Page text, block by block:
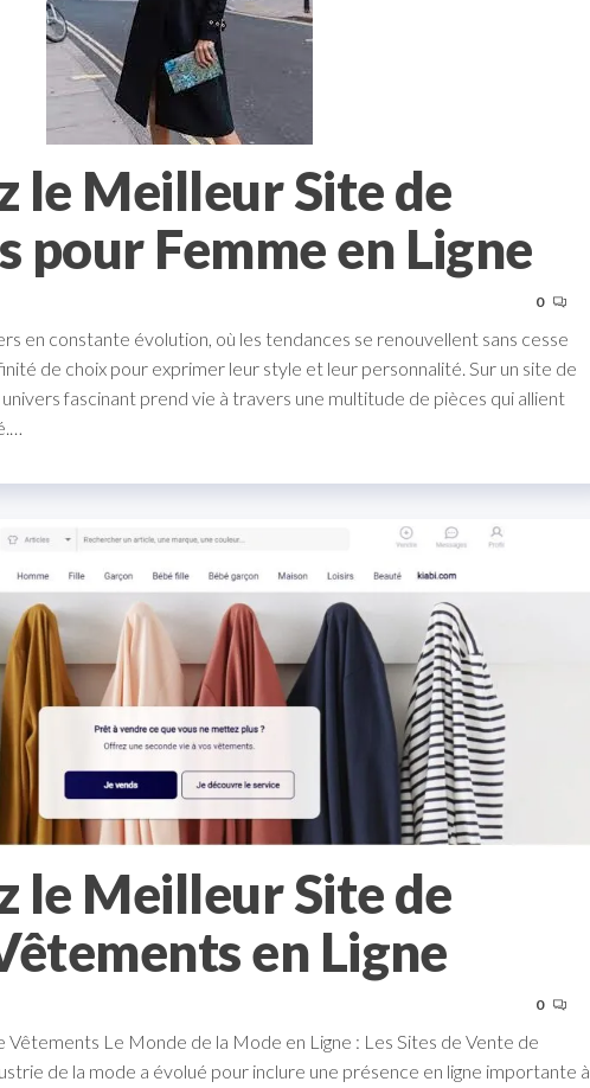
le Meilleur Site de
pour Femme en Ligne
0
en constante évolution, où les tendances se renouvellent sans cesse
de choix pour exprimer leur style et leur personnalité. Sur un site de
fascinant prend vie à travers une multitude de pièces qui allient
le Meilleur Site de
en Ligne
0
Vêtements Le Monde de la Mode en Ligne : Les Sites de Vente de
de la mode a évolué pour inclure une présence en ligne importante à